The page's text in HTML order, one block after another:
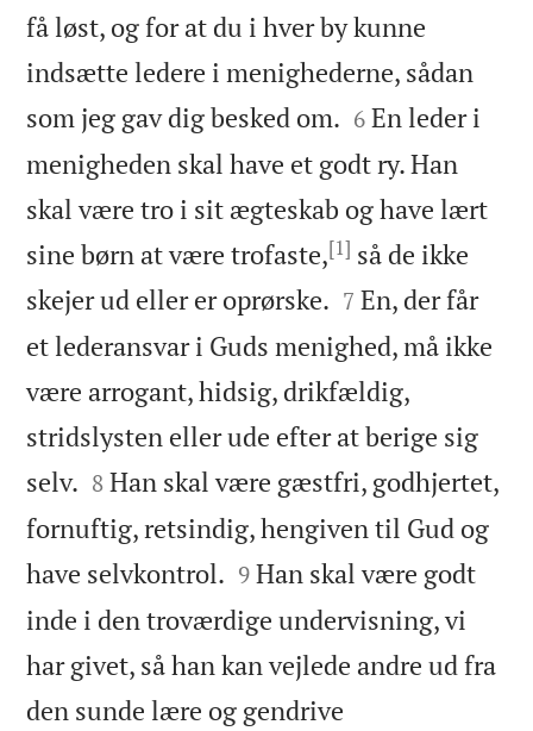
få løst, og for at du i hver by kunne
indsætte ledere i menighederne, sådan
som jeg gav dig besked om. 

6 En leder i
menigheden skal have et godt ry. Han
skal være tro i sit ægteskab og have lært
sine børn at være trofaste,[1] så de ikke
skejer ud eller er oprørske. 

7 En, der får
et lederansvar i Guds menighed, må ikke
være arrogant, hidsig, drikfældig,
stridslysten eller ude efter at berige sig
selv. 

8 Han skal være gæstfri, godhjertet,
fornuftig, retsindig, hengiven til Gud og
have selvkontrol. 

9 Han skal være godt
inde i den troværdige undervisning, vi
har givet, så han kan vejlede andre ud fra
den sunde lære og gendrive